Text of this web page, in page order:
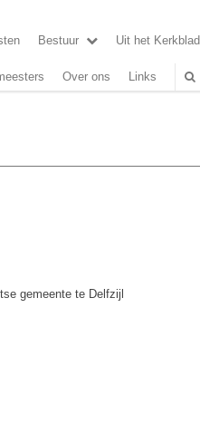
Bestuur Uit het Kerkblad
Over ons Links
gemeente te Delfzijl